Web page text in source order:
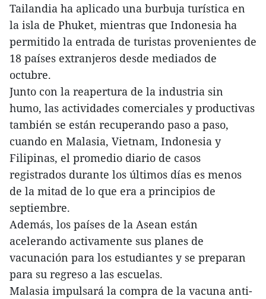
Tailandia ha aplicado una burbuja turística en
la isla de Phuket, mientras que Indonesia ha
permitido la entrada de turistas provenientes de
18 países extranjeros desde mediados de
octubre.
Junto con la reapertura de la industria sin
humo, las actividades comerciales y productivas
también se están recuperando paso a paso,
cuando en Malasia, Vietnam, Indonesia y
Filipinas, el promedio diario de casos
registrados durante los últimos días es menos
de la mitad de lo que era a principios de
septiembre.
Además, los países de la Asean están
acelerando activamente sus planes de
vacunación para los estudiantes y se preparan
para su regreso a las escuelas.
Malasia impulsará la compra de la vacuna anti-